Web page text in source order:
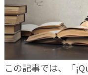
この記事では、「